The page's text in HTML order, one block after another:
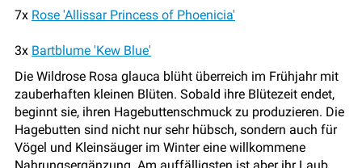
7x Rose 'Allissar Princess of Phoenicia'
3x Bartblume 'Kew Blue'
Die Wildrose Rosa glauca blüht überreich im Frühjahr mit
zauberhaften kleinen Blüten. Sobald ihre Blütezeit endet,
beginnt sie, ihren Hagebuttenschmuck zu produzieren. Die
Hagebutten sind nicht nur sehr hübsch, sondern auch für
Vögel und Kleinsäuger im Winter eine willkommene